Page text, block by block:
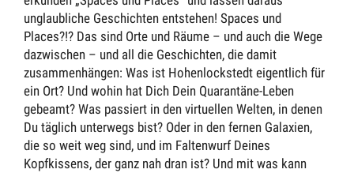
unglaubliche Geschichten entstehen! Spaces und
Places?!? Das sind Orte und Räume – und auch die Wege
dazwischen – und all die Geschichten, die damit
zusammenhängen: Was ist Hohenlockstedt eigentlich für
ein Ort? Und wohin hat Dich Dein Quarantäne-Leben
gebeamt? Was passiert in den virtuellen Welten, in denen
Du täglich unterwegs bist? Oder in den fernen Galaxien,
die so weit weg sind, und im Faltenwurf Deines
Kopfkissens, der ganz nah dran ist? Und mit was kann